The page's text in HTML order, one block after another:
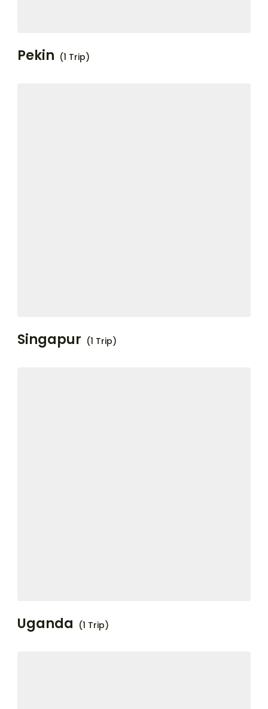
Pekin (1 Trip)
Singapur (1 Trip)
Uganda (1 Trip)